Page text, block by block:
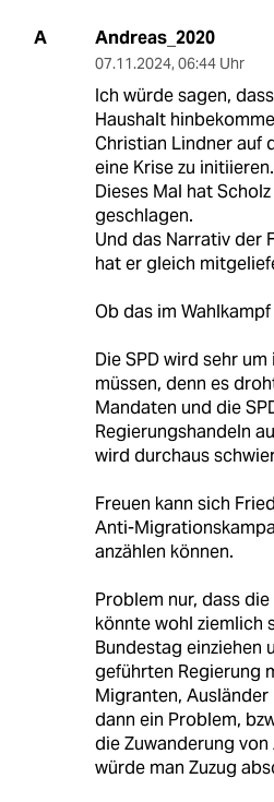
A Andreas_2020
07.11.2024, 06:44 Uhr
Ich würde sagen,
Haushalt
Christian Lindner auf
eine Krise zu initiieren.
Dieses Mal hat
geschlagen.
Und das Narrativ der
hat er gleich
Ob das im
Die SPD wird sehr
müssen, denn es
Mandaten und die
Regierungshandeln
wird durchaus
Freuen kann sich
Anti-
anzählen können.
Problem nur, dass
könnte wohl ziemlich
Bundestag einziehen
geführten Regierung
Migranten,
dann ein Problem,
die Zuwanderung
würde man Zuzug